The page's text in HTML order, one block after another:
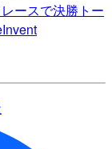
ースで決勝トー